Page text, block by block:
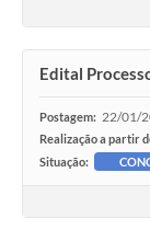
Edital
Postagem: 22/01/
Realização a partir
Situação: